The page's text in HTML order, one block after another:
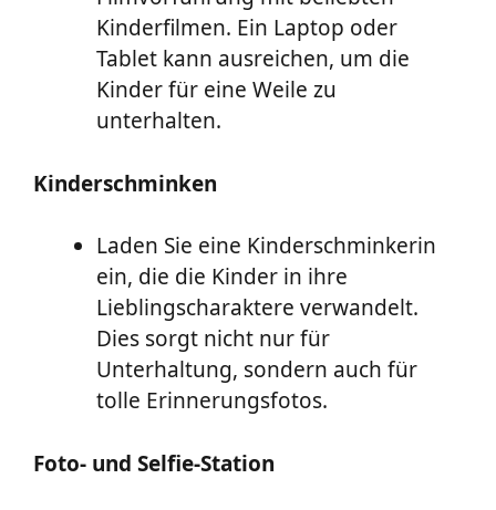
Kinderfilmen. Ein Laptop oder
Tablet kann ausreichen, um die
Kinder für eine Weile zu
unterhalten.
Kinderschminken
Laden Sie eine Kinderschminkerin
ein, die die Kinder in ihre
Lieblingscharaktere verwandelt.
Dies sorgt nicht nur für
Unterhaltung, sondern auch für
tolle Erinnerungsfotos.
Foto- und Selfie-Station